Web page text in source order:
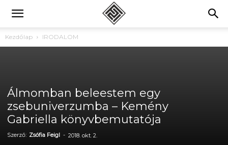
Kezdőlap IRODALOM
Álmomban beleestem egy
zsebuniverzumba – Kemény
Gabriella könyvbemutatója
Szerző: Zsófia Feigl - 2018. okt. 2.